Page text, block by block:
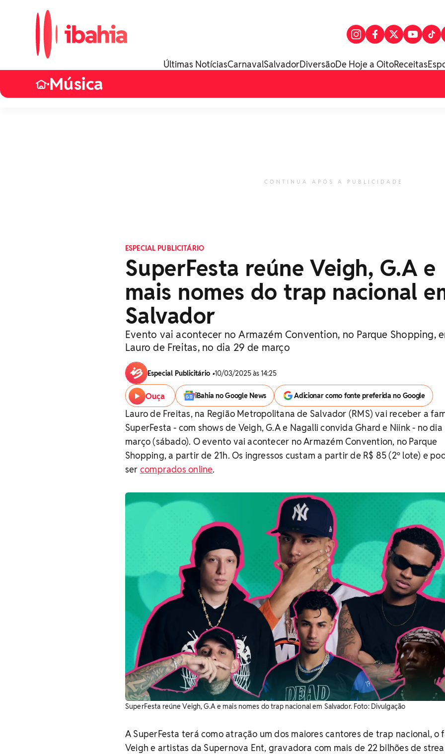
Últimas NotíciasCarnavalSalvadorDiversãoDe Hoje a OitoReceitas
•Música
CONTINUA APÓS A PUBLICIDADE
ESPECIAL PUBLICITÁRIO
SuperFesta reúne Veigh, G.A e
mais nomes do trap nacional
Salvador
Evento vai acontecer no Armazém Convention, no Parque Shopping,
Lauro de Freitas, no dia 29 de março
Especial Publicitário •10/03/2025 às 14:25
Ouça iBahia no Google News Adicionar como fonte preferida no Google
Lauro de Freitas, na Região Metropolitana de Salvador (RMS) vai receber a
SuperFesta - com shows de Veigh, G.A e Nagalli convida Ghard e Niink - no
março (sábado). O evento vai acontecer no Armazém Convention, no Parque
Shopping, a partir de 21h. Os ingressos custam a partir de R$ 85 (2⁠º lote) e
ser comprados online.
SuperFesta reúne Veigh, G.A e mais nomes do trap nacional em Salvador. ​Foto: Divulgação
A SuperFesta terá como atração um dos maiores cantores de trap nacional, o
Veigh e artistas da Supernova Ent, gravadora com mais de 22 bilhões de